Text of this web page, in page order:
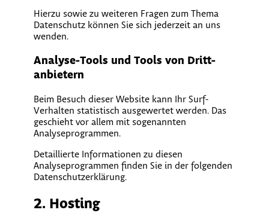
Hierzu sowie zu weiteren Fragen zum Thema
Datenschutz können Sie sich jederzeit an uns
wenden.
Analyse-Tools und Tools von Dritt­
anbietern
Beim Besuch dieser Website kann Ihr Surf-
Verhalten statistisch ausgewertet werden. Das
geschieht vor allem mit sogenannten
Analyseprogrammen.
Detaillierte Informationen zu diesen
Analyseprogrammen finden Sie in der folgenden
Datenschutzerklärung.
2. Hosting